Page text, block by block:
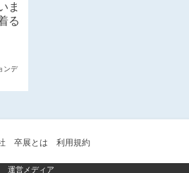
ま
る
ンデ
卒展とは 利用規約
運営メディア